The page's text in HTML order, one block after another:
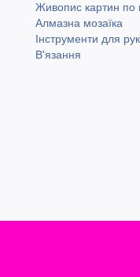
Живопис картин
Алмазна мозаїка
Інструменти для
В'язання